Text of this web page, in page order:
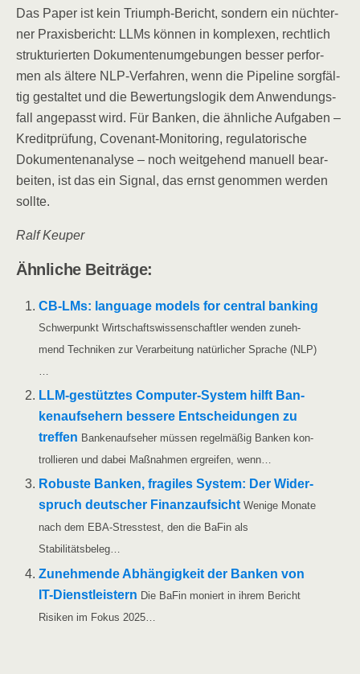
Das Paper ist kein Tri­umph-Bericht, son­dern ein nüch­ter­
ner Pra­xis­be­richt: LLMs kön­nen in kom­ple­xen, recht­lich
struk­tu­rier­ten Doku­men­ten­um­ge­bun­gen bes­ser per­for­
men als älte­re NLP-Ver­fah­ren, wenn die Pipe­line sorg­fäl­
tig gestal­tet und die Bewer­tungs­lo­gik dem Anwen­dungs­
fall ange­passt wird. Für Ban­ken, die ähn­li­che Auf­ga­ben –
Kre­dit­prü­fung, Coven­ant-Moni­to­ring, regu­la­to­ri­sche
Doku­men­ten­ana­ly­se – noch weit­ge­hend manu­ell bear­
bei­ten, ist das ein Signal, das ernst genom­men wer­den
sollte.
Ralf Keu­per
Ähn­li­che Beiträge:
CB-LMs: lan­guage models for cen­tral ban­king
Schwer­punkt Wirt­schafts­wis­sen­schaft­ler wen­den zuneh­
mend Tech­ni­ken zur Ver­ar­bei­tung natür­li­cher Spra­che (NLP)
…
LLM-gestüt­z­­tes Com­­pu­­ter-Sys­­tem hilft Ban­
ken­auf­se­hern bes­se­re Ent­schei­dun­gen zu
tref­fen Ban­ken­auf­se­her müs­sen regel­mä­ßig Ban­ken kon­
trol­lie­ren und dabei Maß­nah­men ergrei­fen, wenn…
Robus­te Ban­ken, fra­gi­les Sys­tem: Der Wider­
spruch deut­scher Finanz­auf­sicht Weni­ge Mona­te
nach dem EBA-Stres­s­­test, den die BaFin als
Stabilitätsbeleg…
Zuneh­men­de Abhän­gig­keit der Ban­ken von
IT-Dienst­leis­tern Die BaFin moniert in ihrem Bericht
Risi­ken im Fokus 2025…